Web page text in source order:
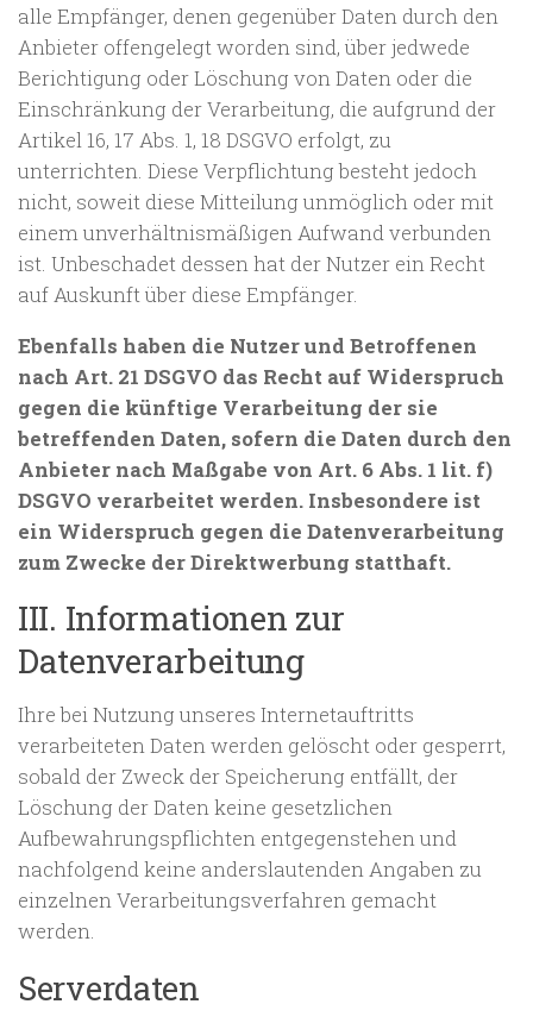
alle Empfänger, denen gegenüber Daten durch den
Anbieter offengelegt worden sind, über jedwede
Berichtigung oder Löschung von Daten oder die
Einschränkung der Verarbeitung, die aufgrund der
Artikel 16, 17 Abs. 1, 18 DSGVO erfolgt, zu
unterrichten. Diese Verpflichtung besteht jedoch
nicht, soweit diese Mitteilung unmöglich oder mit
einem unverhältnismäßigen Aufwand verbunden
ist. Unbeschadet dessen hat der Nutzer ein Recht
auf Auskunft über diese Empfänger.
Ebenfalls haben die Nutzer und Betroffenen
nach Art. 21 DSGVO das Recht auf Widerspruch
gegen die künftige Verarbeitung der sie
betreffenden Daten, sofern die Daten durch den
Anbieter nach Maßgabe von Art. 6 Abs. 1 lit. f)
DSGVO verarbeitet werden. Insbesondere ist
ein Widerspruch gegen die Datenverarbeitung
zum Zwecke der Direktwerbung statthaft.
III. Informationen zur
Datenverarbeitung
Ihre bei Nutzung unseres Internetauftritts
verarbeiteten Daten werden gelöscht oder gesperrt,
sobald der Zweck der Speicherung entfällt, der
Löschung der Daten keine gesetzlichen
Aufbewahrungspflichten entgegenstehen und
nachfolgend keine anderslautenden Angaben zu
einzelnen Verarbeitungsverfahren gemacht
werden.
Serverdaten